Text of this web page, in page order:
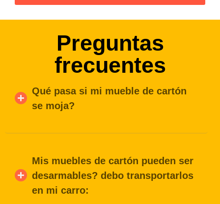
Preguntas
frecuentes
Qué pasa si mi mueble de cartón
se moja?
Mis muebles de cartón pueden ser
desarmables? debo transportarlos
en mi carro: